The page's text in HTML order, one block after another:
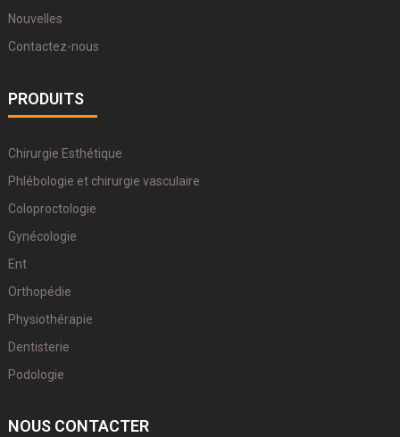
Nouvelles
Contactez-nous
PRODUITS
Chirurgie Esthétique
Phlébologie et chirurgie vasculaire
Coloproctologie
Gynécologie
Ent
Orthopédie
Physiothérapie
Dentisterie
Podologie
NOUS CONTACTER